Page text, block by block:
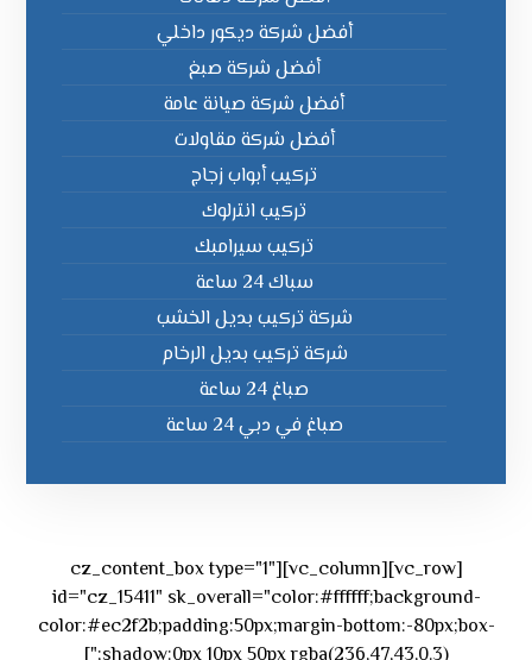
أفضل شركة ديكور داخلي
أفضل شركة صبغ
أفضل شركة صيانة عامة
أفضل شركة مقاولات
تركيب أبواب زجاج
تركيب انترلوك
تركيب سيرامبك
سباك 24 ساعة
شركة تركيب بديل الخشب
شركة تركيب بديل الرخام
صباغ 24 ساعة
صباغ في دبي 24 ساعة
[vc_row][vc_column][cz_content_box type="1"
id="cz_15411" sk_overall="color:#ffffff;background-
color:#ec2f2b;padding:50px;margin-bottom:-80px;box-